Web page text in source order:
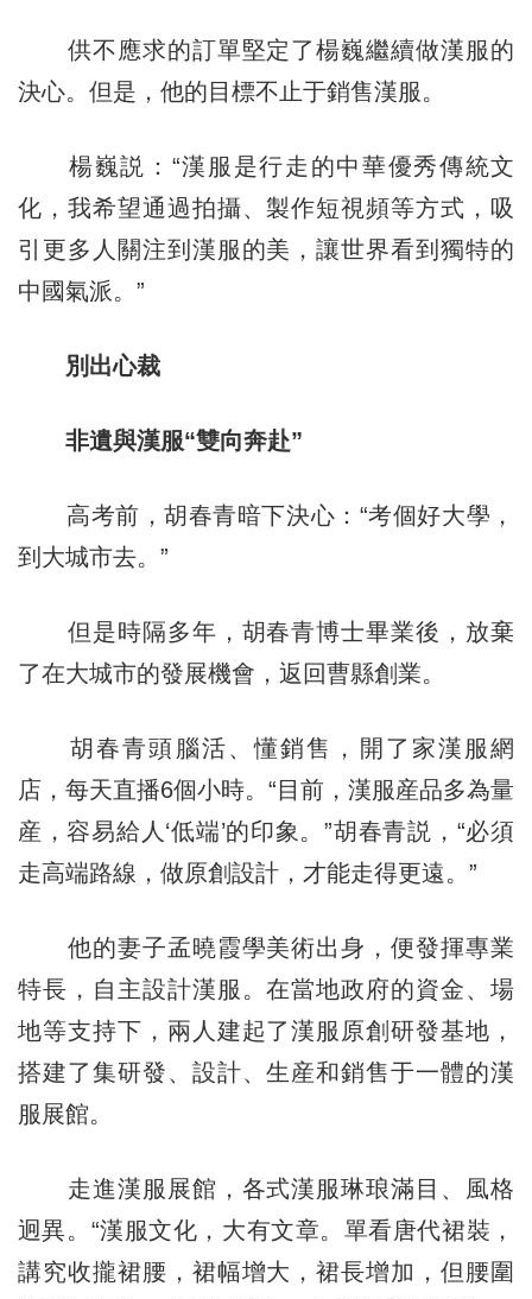
供不應求的訂單堅定了楊巍繼續做漢服的
決心。但是，他的目標不止于銷售漢服。
楊巍説：“漢服是行走的中華優秀傳統文
化，我希望通過拍攝、製作短視頻等方式，吸
引更多人關注到漢服的美，讓世界看到獨特的
中國氣派。”
別出心裁
非遺與漢服“雙向奔赴”
高考前，胡春青暗下決心：“考個好大學，
到大城市去。”
但是時隔多年，胡春青博士畢業後，放棄
了在大城市的發展機會，返回曹縣創業。
胡春青頭腦活、懂銷售，開了家漢服網
店，每天直播6個小時。“目前，漢服産品多為量
産，容易給人‘低端’的印象。”胡春青説，“必須
走高端路線，做原創設計，才能走得更遠。”
他的妻子孟曉霞學美術出身，便發揮專業
特長，自主設計漢服。在當地政府的資金、場
地等支持下，兩人建起了漢服原創研發基地，
搭建了集研發、設計、生産和銷售于一體的漢
服展館。
走進漢服展館，各式漢服琳琅滿目、風格
迥異。“漢服文化，大有文章。單看唐代裙裝，
講究收攏裙腰，裙幅增大，裙長增加，但腰圍